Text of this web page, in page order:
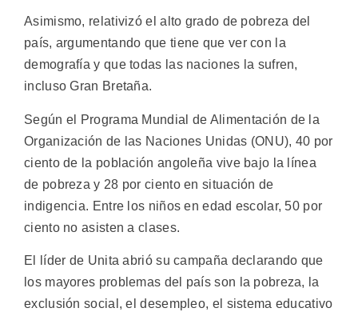
Asimismo, relativizó el alto grado de pobreza del
país, argumentando que tiene que ver con la
demografía y que todas las naciones la sufren,
incluso Gran Bretaña.
Según el Programa Mundial de Alimentación de la
Organización de las Naciones Unidas (ONU), 40 por
ciento de la población angoleña vive bajo la línea
de pobreza y 28 por ciento en situación de
indigencia. Entre los niños en edad escolar, 50 por
ciento no asisten a clases.
El líder de Unita abrió su campaña declarando que
los mayores problemas del país son la pobreza, la
exclusión social, el desempleo, el sistema educativo